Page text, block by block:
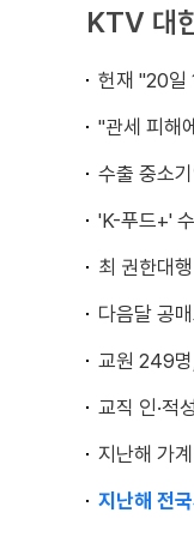
KTV 대
헌재 "20일
"관세 피해
수출 중소
'K-푸드+'
최 권한대
다음달 공
교원 249명
교직 인·적
지난해 가
지난해 전